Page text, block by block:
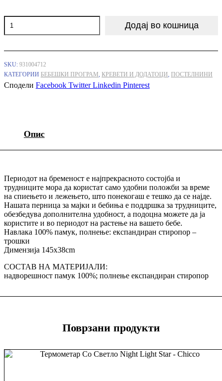
Перница
Бебе
Ѕвезди
Сина
-
Baby
Додај во кошница
SKU: 931004712
КАТЕГОРИИ БЕБЕШКИ ПРОГРАМ КРЕВЕТИ И ДОДАТОЦИ ПОСТЕЛНИНИ
Сподели Facebook Twitter Linkedin Pinterest
Опис
Периодот на бременост е најпрекрасното состојба и
трудниците мора да користат само удобни положби за време
на спиењето и лежењето, што понекогаш е тешко да се најде.
Нашата перница за мајки и бебиња е поддршка за трудниците,
обезбедува дополнителна удобност, а подоцна можете да ја
користите и во периодот на растење на вашето бебе.
Навлака 100% памук, полнење: експандиран стиропор –
трошки
Димензија 145x38cm
СОСТАВ НА МАТЕРИЈАЛИ:
надворешност памук 100%; полнење експандиран стиропор
Поврзани продукти